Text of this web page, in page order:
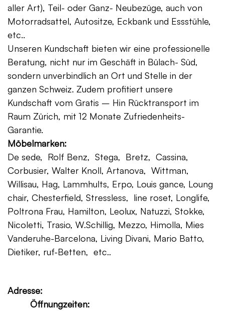
aller Art), Teil- oder Ganz- Neubezüge, auch von
Motorradsattel, Autositze, Eckbank und Essstühle,
etc..
Unseren Kundschaft bieten wir eine professionelle
Beratung, nicht nur im Geschäft in Bülach- Süd,
sondern unverbindlich an Ort und Stelle in der
ganzen Schweiz. Zudem profitiert unsere
Kundschaft vom Gratis – Hin Rücktransport im
Raum Zürich, mit 12 Monate Zufriedenheits-
Garantie.
Möbelmarken:
De sede, Rolf Benz, Stega, Bretz, Cassina,
Corbusier, Walter Knoll, Artanova, Wittman,
Willisau, Hag, Lammhults, Erpo, Louis gance, Loung
chair, Chesterfield, Stressless, line roset, Longlife,
Poltrona Frau, Hamilton, Leolux, Natuzzi, Stokke,
Nicoletti, Trasio, W.Schillig, Mezzo, Himolla, Mies
Vanderuhe-Barcelona, Living Divani, Mario Batto,
Dietiker, ruf-Betten, etc..
Adresse:
Öffnungzeiten: